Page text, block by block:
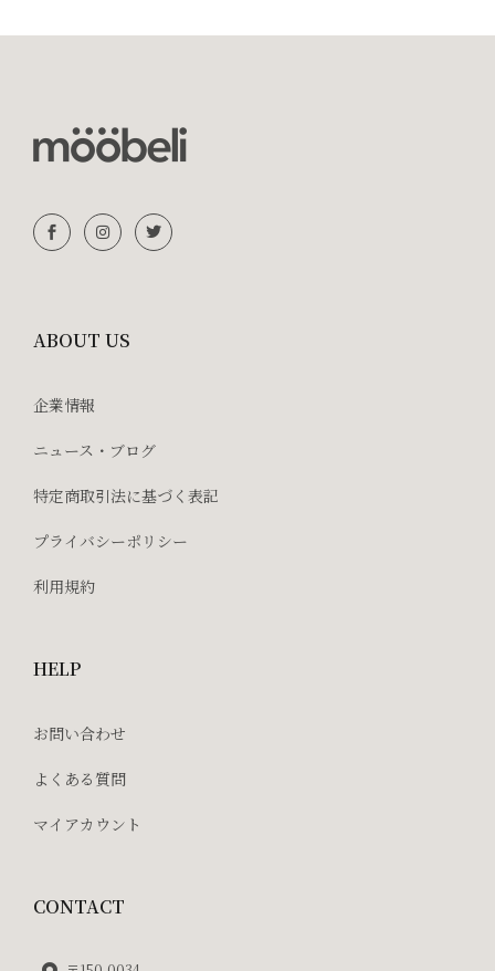
ABOUT US
企業情報
ニュース・ブログ
特定商取引法に基づく表記
プライバシーポリシー
利用規約
HELP
お問い合わせ
よくある質問
マイアカウント
CONTACT